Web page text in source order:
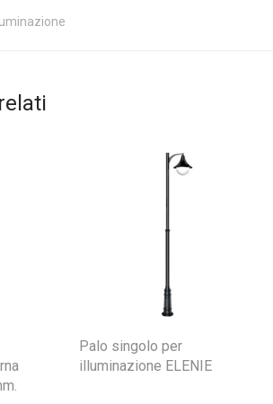
Palo singolo per
illuminazione ELENIE